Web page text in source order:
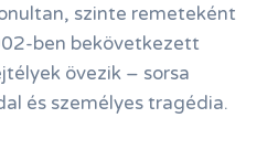
szinte remeteként
ben bekövetkezett
övezik – sorsa
és személyes tragédia.